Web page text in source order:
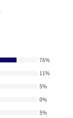
76%
11%
5%
0%
5%